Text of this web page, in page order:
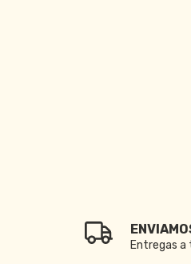
Entregas a